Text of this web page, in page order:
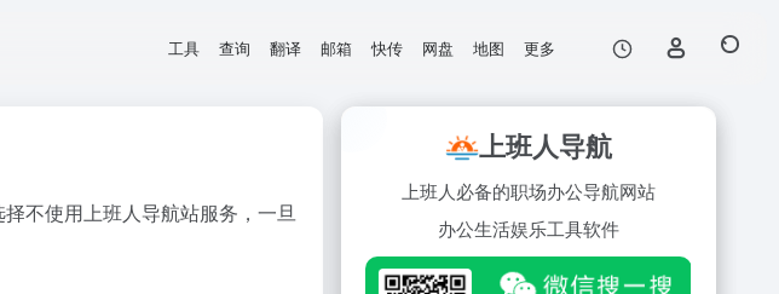
工具 查询 翻译 邮箱 快传 网盘 地图 更多
不使用上班人导航站服务，一旦
上班人导航
上班人必备的职场办公导航网站
办公生活娱乐工具软件